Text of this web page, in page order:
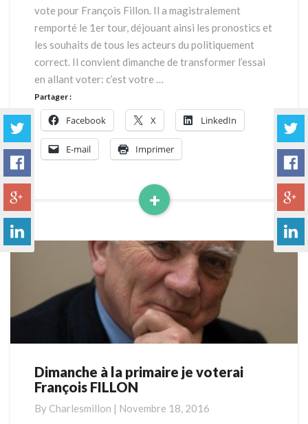
vote pour François Fillon. Il a magistralement
remporté le 1er tour, déjouant ainsi les pronostics et
les souhaits de tous les acteurs du politiquement
correct. Il convient dimanche de transformer l’essai
en allant voter: c’est votre …
+
Read
Partager :
Facebook X LinkedIn
E-mail Imprimer
Dimanche
à
primaire
Dimanche à la primaire je voterai
François FILLON
By Charlesmillon | Novembre 18, 2016